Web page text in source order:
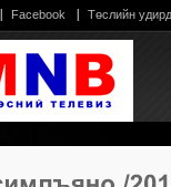
Facebook Төслийн